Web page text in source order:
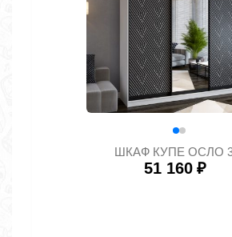
ШКАФ КУПЕ ОСЛО
51 160 ₽